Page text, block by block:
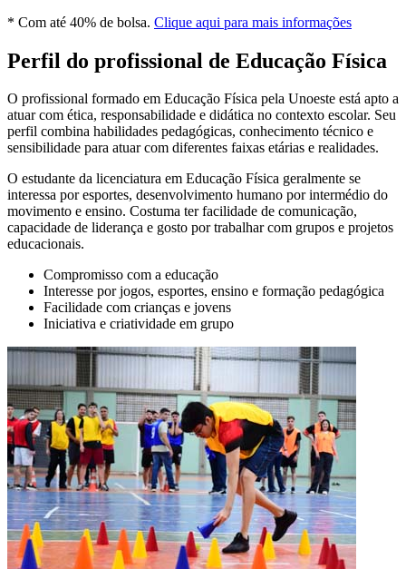
* Com até 40% de bolsa. Clique aqui para mais informações
Perfil do profissional de Educação Física
O profissional formado em Educação Física pela Unoeste está apto a
atuar com ética, responsabilidade e didática no contexto escolar. Seu
perfil combina habilidades pedagógicas, conhecimento técnico e
sensibilidade para atuar com diferentes faixas etárias e realidades.
O estudante da licenciatura em Educação Física geralmente se
interessa por esportes, desenvolvimento humano por intermédio do
movimento e ensino. Costuma ter facilidade de comunicação,
capacidade de liderança e gosto por trabalhar com grupos e projetos
educacionais.
Compromisso com a educação
Interesse por jogos, esportes, ensino e formação pedagógica
Facilidade com crianças e jovens
Iniciativa e criatividade em grupo